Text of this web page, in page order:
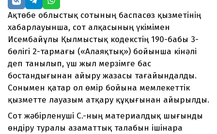
Ақтөбе облыстық сотының баспасөз қызметінің
хабарлауынша, сот алқасының үкімімен
Исембайұлы Қылмыстық кодекстің 190-бабы 3-
бөлігі 2-тармағы («Алаяқтық») бойынша кінәлі
деп танылып, үш жыл мерзімге бас
бостандығынан айыру жазасы тағайындалды.
Сонымен қатар ол өмір бойына мемлекеттік
қызметте лауазым атқару құқығынан айырылды.
Сот жәбірленуші С.-ның материалдық шығынды
өндіру туралы азаматтық талабын ішінара